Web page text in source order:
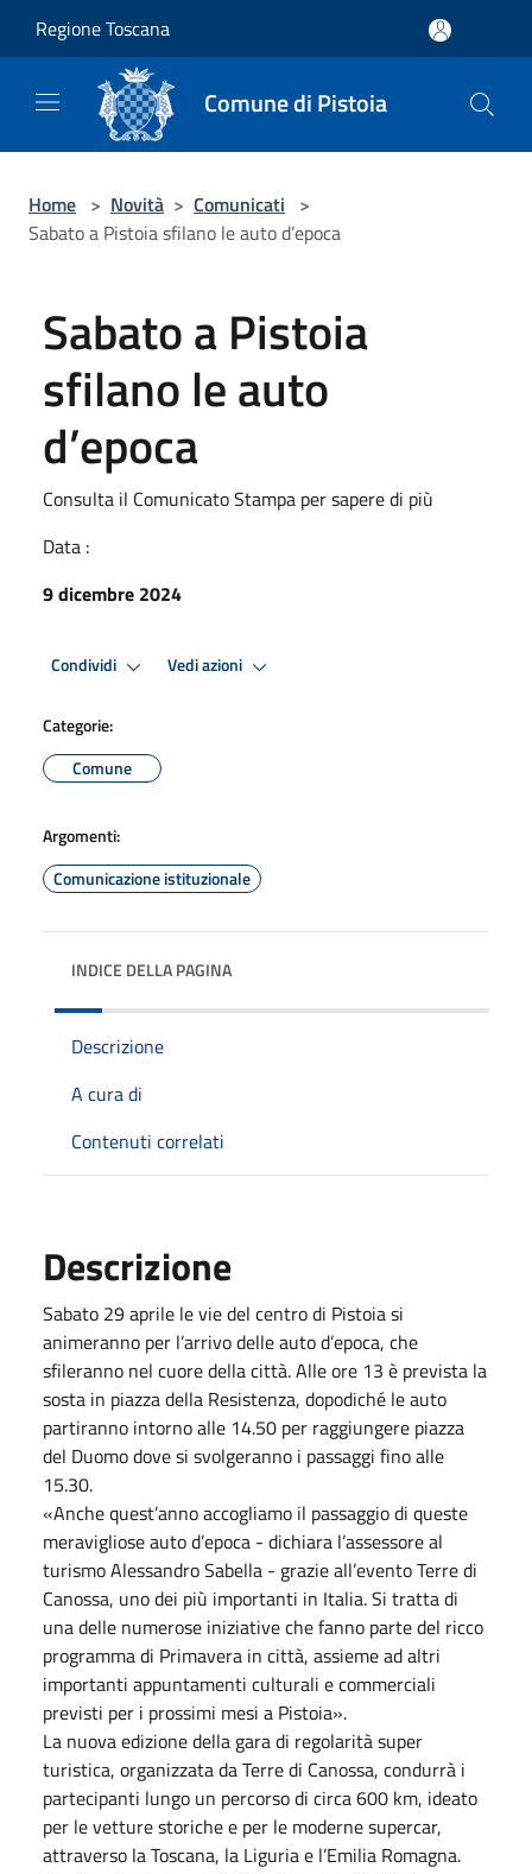
Regione Toscana
Comune di Pistoia
Home > Novità > Comunicati >
Sabato a Pistoia sfilano le auto d’epoca
Sabato a Pistoia
sfilano le auto
d’epoca
Consulta il Comunicato Stampa per sapere di più
Data :
9 dicembre 2024
Condividi Vedi azioni
Categorie:
Comune
Argomenti:
Comunicazione istituzionale
INDICE DELLA PAGINA
Descrizione
A cura di
Contenuti correlati
Descrizione
Sabato 29 aprile le vie del centro di Pistoia si
animeranno per l’arrivo delle auto d’epoca, che
sfileranno nel cuore della città. Alle ore 13 è prevista la
sosta in piazza della Resistenza, dopodiché le auto
partiranno intorno alle 14.50 per raggiungere piazza
del Duomo dove si svolgeranno i passaggi fino alle
15.30.
«Anche quest’anno accogliamo il passaggio di queste
meravigliose auto d’epoca - dichiara l’assessore al
turismo Alessandro Sabella - grazie all’evento Terre di
Canossa, uno dei più importanti in Italia. Si tratta di
una delle numerose iniziative che fanno parte del ricco
programma di Primavera in città, assieme ad altri
importanti appuntamenti culturali e commerciali
previsti per i prossimi mesi a Pistoia».
La nuova edizione della gara di regolarità super
turistica, organizzata da Terre di Canossa, condurrà i
partecipanti lungo un percorso di circa 600 km, ideato
per le vetture storiche e per le moderne supercar,
attraverso la Toscana, la Liguria e l’Emilia Romagna.